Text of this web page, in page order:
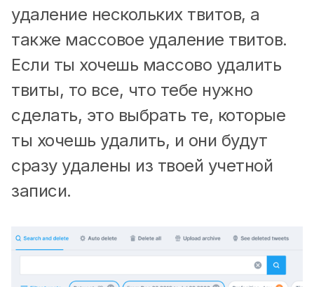
удаление нескольких твитов, а
также массовое удаление твитов.
Если ты хочешь массово удалить
твиты, то все, что тебе нужно
сделать, это выбрать те, которые
ты хочешь удалить, и они будут
сразу удалены из твоей учетной
записи.